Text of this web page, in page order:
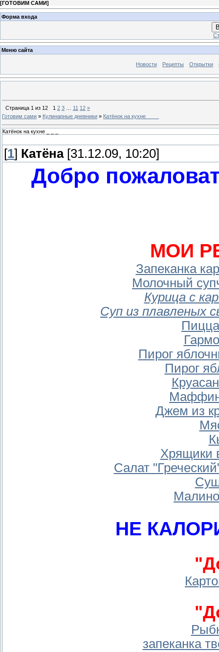
[ГОТОВИМ САМИ]
Форма входа
Меню сайта
Новости Рецепты Открытки
Страница 1 из 12 1 2 3 11 12 »
Готовим сами » Кулинарные дневники » Катёнок на кухне _ _ _
Катёнок на кухне _ _ _
[1] Катёна[31.12.09, 10:20]
Добро
МОИ
Запеканка
Молочный
Курица с
Суп из плавленых
Пирог
Пирог
Джем из
Хрящики
Салат
НЕ
запеканка